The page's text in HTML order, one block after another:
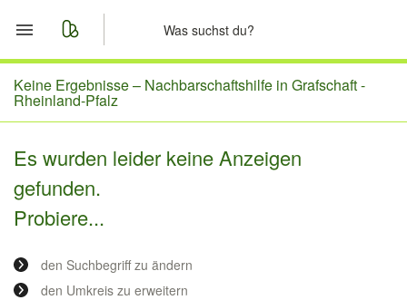
Start
Merkliste
Nachrichten
Anzeige aufgeben
Keine Ergebnisse – Nachbarschaftshilfe in Grafschaft -
Rheinland-Pfalz
Es wurden leider keine Anzeigen
gefunden.
Probiere...
den Suchbegriff zu ändern
den Umkreis zu erweitern